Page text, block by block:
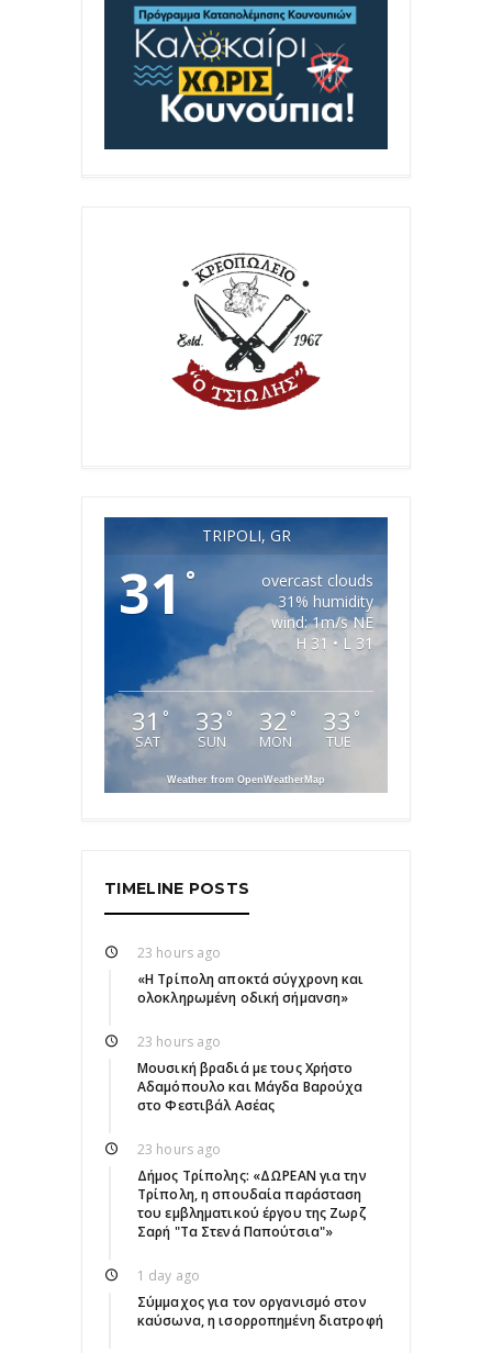
TRIPOLI, GR
31°
overcast clouds
31% humidity
wind: 1m/s NE
H 31 • L 31
31 °
SAT
33 °
SUN
32 °
MON
33 °
TUE
Weather from OpenWeatherMap
TIMELINE POSTS
23 hours ago
«Η Τρίπολη αποκτά σύγχρονη και
ολοκληρωμένη οδική σήμανση»
23 hours ago
Μουσική βραδιά με τους Χρήστο
Αδαμόπουλο και Μάγδα Βαρούχα
στο Φεστιβάλ Ασέας
23 hours ago
Δήμος Τρίπολης: «ΔΩΡΕΑΝ για την
Τρίπολη, η σπουδαία παράσταση
του εμβληματικού έργου της Ζωρζ
Σαρή "Τα Στενά Παπούτσια"»
1 day ago
Σύμμαχος για τον οργανισμό στον
καύσωνα, η ισορροπημένη διατροφή